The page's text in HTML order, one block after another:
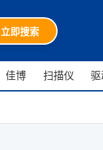
立即搜索
佳博 扫描仪 驱